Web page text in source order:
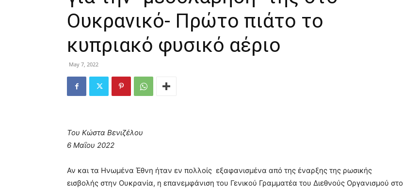
Ουκρανικό- Πρώτο πιάτο το
κυπριακό φυσικό αέριο
May 7, 2022
Του Κώστα Βενιζέλου
6 Μαΐου 2022
Αν και τα Ηνωμένα Έθνη ήταν εν πολλοίς εξαφανισμένα από της έναρξης της ρωσικής
εισβολής στην Ουκρανία, η επανεμφάνιση του Γενικού Γραμματέα του Διεθνούς Οργανισμού στο